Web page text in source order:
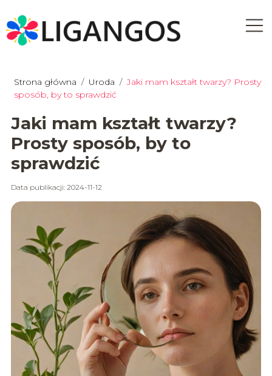
Strona główna / Uroda /Jaki mam kształt twarzy? Prosty
sposób, by to sprawdzić
Jaki mam kształt twarzy?
Prosty sposób, by to
sprawdzić
Data publikacji: 2024-11-12